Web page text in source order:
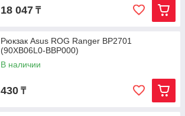
18 047 ₸
Рюкзак Asus ROG Ranger BP2701
(90XB06L0-BBP000)
В наличии
430 ₸